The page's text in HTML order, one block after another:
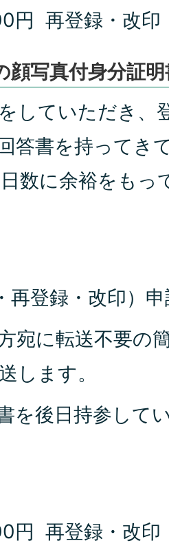
円 再登録・改印
顔写真付身分証
していただき、
答書を持ってき
数に余裕をもっ
再登録・改印）
宛に転送不要の
します。
を後日持参して
円 再登録・改印